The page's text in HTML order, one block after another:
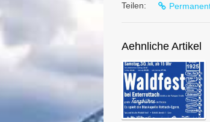
Teilen:
Aehnliche Artikel